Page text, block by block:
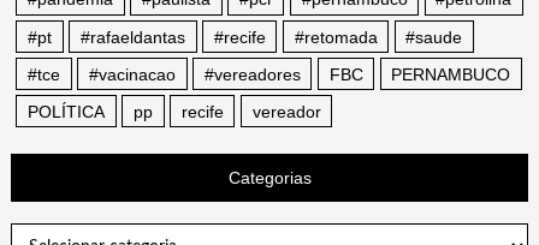
#pt
#rafaeldantas #recife #retomada
#saude
#tce
#vacinacao #vereadores FBC
PERNAMBUCO
POLÍTICA
pp recife vereador
Categorias
Categorias